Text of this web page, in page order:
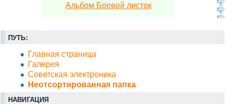
Альбом Боевой листок
ПУТЬ:
Главная страница
Галерея
Советская электроника
Неотсортированная папка
НАВИГАЦИЯ